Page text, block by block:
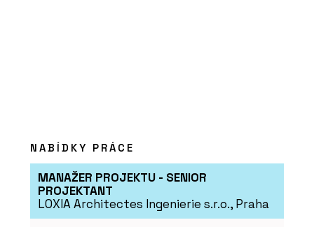
NABÍDKY PRÁCE
MANAŽER PROJEKTU - SENIOR
PROJEKTANT
LOXIA Architectes Ingenierie s.r.o., Praha